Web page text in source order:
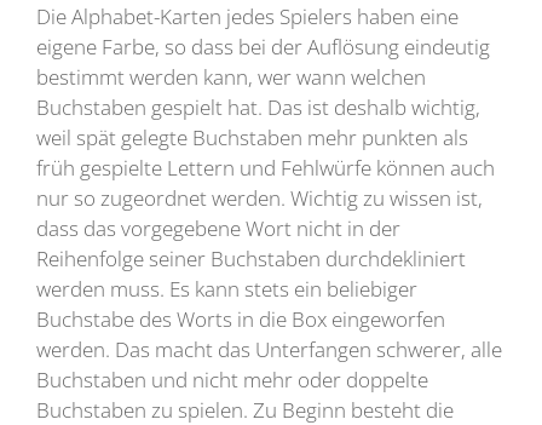
Die Alphabet-Karten jedes Spielers haben eine
eigene Farbe, so dass bei der Auflösung eindeutig
bestimmt werden kann, wer wann welchen
Buchstaben gespielt hat. Das ist deshalb wichtig,
weil spät gelegte Buchstaben mehr punkten als
früh gespielte Lettern und Fehlwürfe können auch
nur so zugeordnet werden. Wichtig zu wissen ist,
dass das vorgegebene Wort nicht in der
Reihenfolge seiner Buchstaben durchdekliniert
werden muss. Es kann stets ein beliebiger
Buchstabe des Worts in die Box eingeworfen
werden. Das macht das Unterfangen schwerer, alle
Buchstaben und nicht mehr oder doppelte
Buchstaben zu spielen. Zu Beginn besteht die